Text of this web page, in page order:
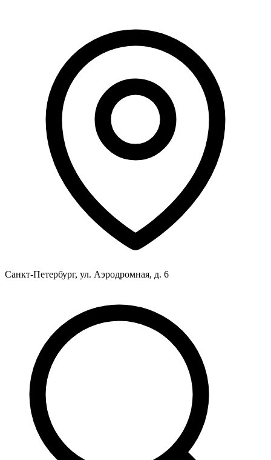
Санкт-Петербург, ул. Аэродромная, д. 6